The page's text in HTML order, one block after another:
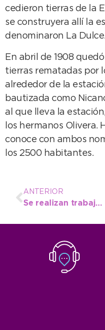
cedieron tierras de la
se construyera allí la
denominaron La
En abril de 1908
tierras rematadas por
alrededor de la
bautizada como
al que lleva la
los hermanos Olivera.
conoce con ambos
los 2500 habitantes.
ANTERIOR
Se realizan trabajos para un mejor escurrimiento en sectores de la ciudad